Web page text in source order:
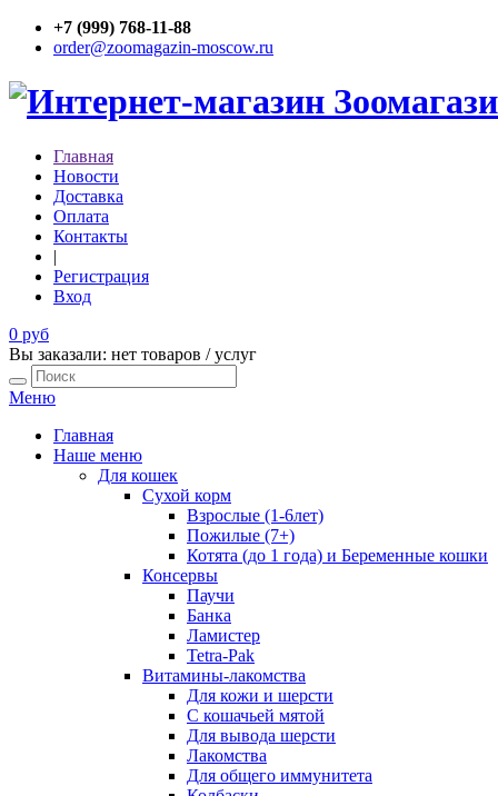
+7 (999) 768-11-88
order@zoomagazin-moscow.ru
Главная
Новости
Доставка
Оплата
Контакты
|
Регистрация
Вход
0 руб
Вы заказали: нет товаров / услуг
Меню
Главная
Наше меню
Для кошек
Сухой корм
Взрослые (1-6лет)
Пожилые (7+)
Котята (до 1 года) и Беременные кошки
Консервы
Паучи
Банка
Ламистер
Tetra-Pak
Витамины-лакомства
Для кожи и шерсти
С кошачьей мятой
Для вывода шерсти
Лакомства
Для общего иммунитета